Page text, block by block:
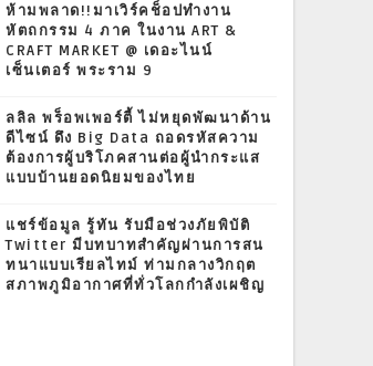
ห้ามพลาด!!มาเวิร์คช็อปทำงาน
หัตถกรรม 4 ภาค ในงาน ART &
CRAFT MARKET @ เดอะไนน์
เซ็นเตอร์ พระราม 9
ลลิล พร็อพเพอร์ตี้ ไม่หยุดพัฒนาด้าน
ดีไซน์ ดึง Big Data ถอดรหัสความ
ต้องการผู้บริโภคสานต่อผู้นำกระแส
แบบบ้านยอดนิยมของไทย
แชร์ข้อมูล รู้ทัน รับมือช่วงภัยพิบัติ
Twitter มีบทบาทสำคัญผ่านการสน
ทนาแบบเรียลไทม์ ท่ามกลางวิกฤต
สภาพภูมิอากาศที่ทั่วโลกกำลังเผชิญ